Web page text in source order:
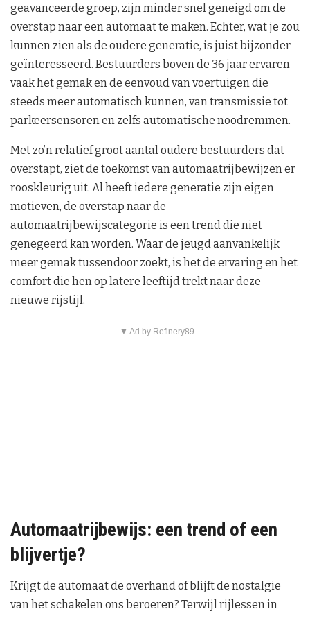
geavanceerde groep, zijn minder snel geneigd om de
overstap naar een automaat te maken. Echter, wat je zou
kunnen zien als de oudere generatie, is juist bijzonder
geïnteresseerd. Bestuurders boven de 36 jaar ervaren
vaak het gemak en de eenvoud van voertuigen die
steeds meer automatisch kunnen, van transmissie tot
parkeersensoren en zelfs automatische noodremmen.
Met zo’n relatief groot aantal oudere bestuurders dat
overstapt, ziet de toekomst van automaatrijbewijzen er
rooskleurig uit. Al heeft iedere generatie zijn eigen
motieven, de overstap naar de
automaatrijbewijscategorie is een trend die niet
genegeerd kan worden. Waar de jeugd aanvankelijk
meer gemak tussendoor zoekt, is het de ervaring en het
comfort die hen op latere leeftijd trekt naar deze
nieuwe rijstijl.
▼ Ad by Refinery89
Automaatrijbewijs: een trend of een
blijvertje?
Krijgt de automaat de overhand of blijft de nostalgie
van het schakelen ons beroeren? Terwijl rijlessen in